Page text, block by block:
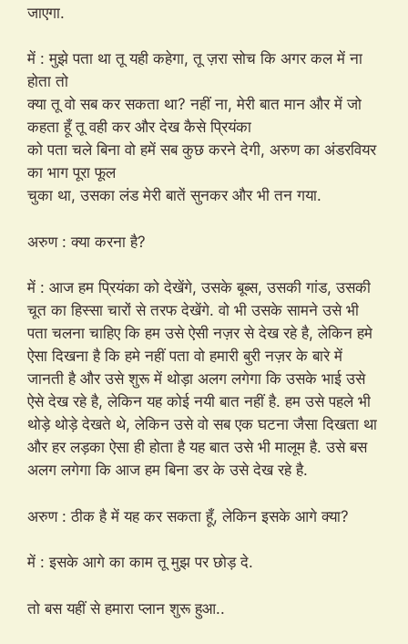
जाएगा.
में : मुझे पता था तू यही कहेगा, तू ज़रा सोच कि अगर कल में ना
होता तो
क्या तू वो सब कर सकता था? नहीं ना, मेरी बात मान और में जो
कहता हूँ तू वही कर और देख कैसे प्रियंका
को पता चले बिना वो हमें सब कुछ करने देगी, अरुण का अंडरवियर
का भाग पूरा फूल
चुका था, उसका लंड मेरी बातें सुनकर और भी तन गया.
अरुण : क्या करना है?
में : आज हम प्रियंका को देखेंगे, उसके बूब्स, उसकी गांड, उसकी
चूत का हिस्सा चारों से तरफ देखेंगे. वो भी उसके सामने उसे भी
पता चलना चाहिए कि हम उसे ऐसी नज़र से देख रहे है, लेकिन हमे
ऐसा दिखना है कि हमे नहीं पता वो हमारी बुरी नज़र के बारे में
जानती है और उसे शुरू में थोड़ा अलग लगेगा कि उसके भाई उसे
ऐसे देख रहे है, लेकिन यह कोई नयी बात नहीं है. हम उसे पहले भी
थोड़े थोड़े देखते थे, लेकिन उसे वो सब एक घटना जैसा दिखता था
और हर लड़का ऐसा ही होता है यह बात उसे भी मालूम है. उसे बस
अलग लगेगा कि आज हम बिना डर के उसे देख रहे है.
अरुण : ठीक है में यह कर सकता हूँ, लेकिन इसके आगे क्या?
में : इसके आगे का काम तू मुझ पर छोड़ दे.
तो बस यहीं से हमारा प्लान शुरू हुआ..